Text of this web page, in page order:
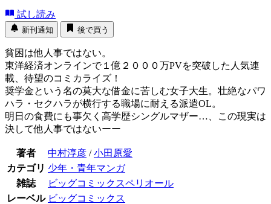
試し読み
新刊通知 後で買う
貧困は他人事ではない。
東洋経済オンラインで１億２０００万PVを突破した人気連
載、待望のコミカライズ！
奨学金という名の莫大な借金に苦しむ女子大生。壮絶なパワ
ハラ・セクハラが横行する職場に耐える派遣OL。
明日の食費にも事欠く高学歴シングルマザー…、この現実は
決して他人事ではないーー
著者 中村淳彦 /小田原愛
カテゴリ 少年・青年マンガ
雑誌
ビッグコミックスペリオール
レーベル ビッグコミックス